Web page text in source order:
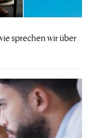
sprechen wir über